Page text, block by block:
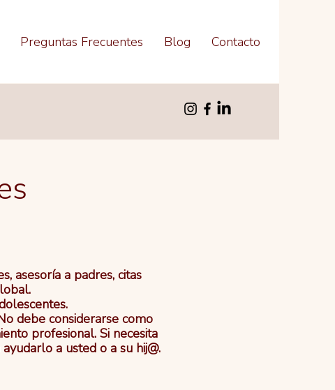
Preguntas Frecuentes Blog Contacto
asesoría a padres, citas
debe considerarse como
profesional. Si necesita
a usted o a su hij@.